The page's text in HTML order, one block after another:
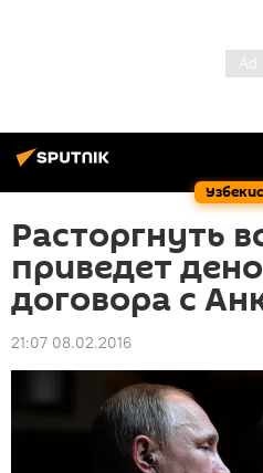
Расторгнуть
приведет
договора с
21:07 08.02.2016